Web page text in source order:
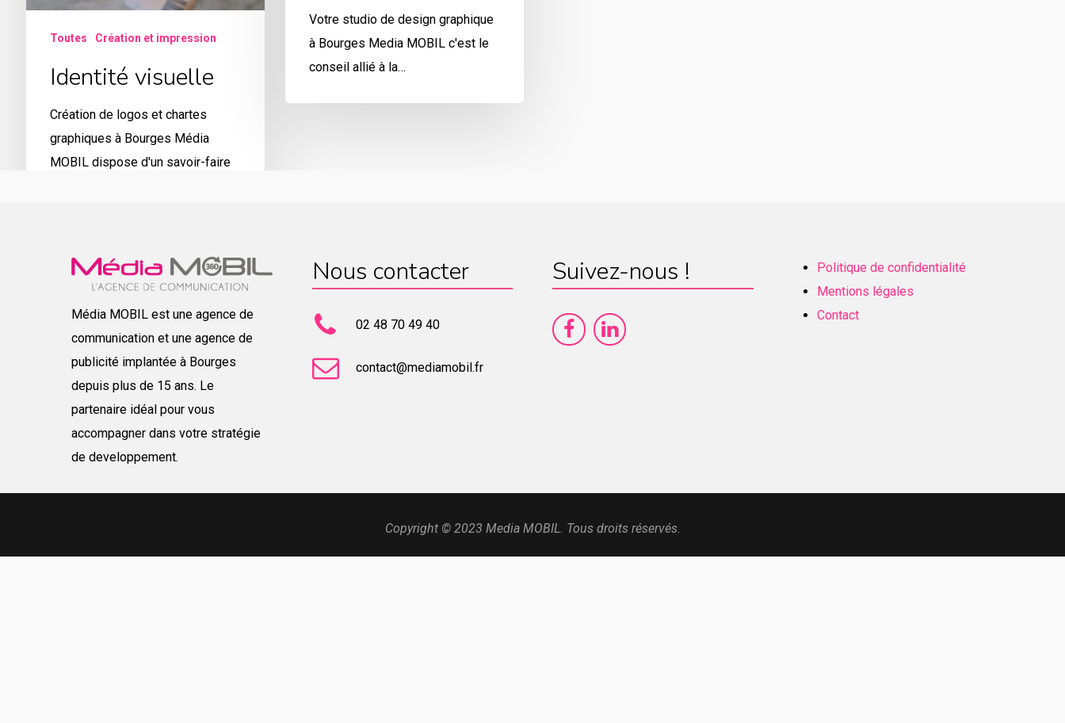
Toutes Création et impression
Identité visuelle
Création de logos et chartes
graphiques à Bourges Média
MOBIL dispose d'un savoir-faire
Votre studio de design graphique
à Bourges Media MOBIL c'est le
conseil allié à la…
Média MOBIL est une agence de
communication et une agence de
publicité implantée à Bourges
depuis plus de 15 ans. Le
partenaire idéal pour vous
accompagner dans votre stratégie
de developpement.
Nous contacter
02 48 70 49 40
contact@mediamobil.fr
Suivez-nous !
Politique de confidentialité
Mentions légales
Contact
Copyright © 2023 Media MOBIL. Tous droits réservés.